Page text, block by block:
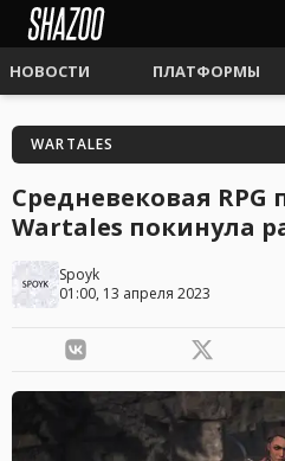
НОВОСТИ ПЛАТФОРМЫ
WARTALES
Средневековая
Wartales покинула
Spoyk
01:00, 13 апреля 2023